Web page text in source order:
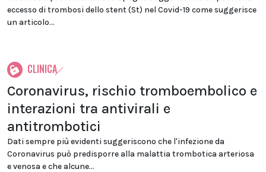
eccesso di trombosi dello stent (St) nel Covid-19 come suggerisce
un articolo...
CLINICA
Coronavirus, rischio tromboembolico e
interazioni tra antivirali e
antitrombotici
Dati sempre più evidenti suggeriscono che l'infezione da
Coronavirus può predisporre alla malattia trombotica arteriosa
e venosa e che alcune...